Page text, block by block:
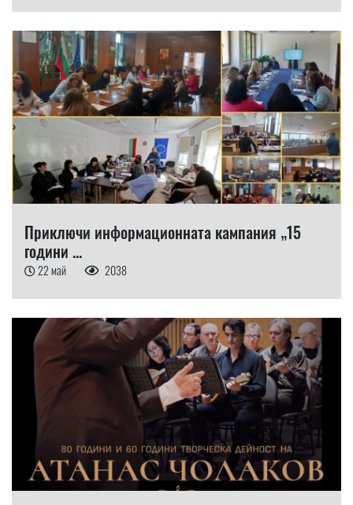
Приключи информационната кампания „15
години ...
22 май 2038